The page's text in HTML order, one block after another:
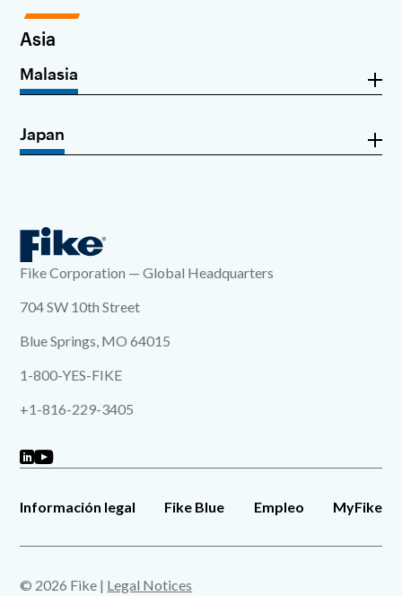
Asia
Malasia
Japan
Fike Corporation — Global Headquarters
704 SW 10th Street
Blue Springs, MO 64015
1-800-YES-FIKE
+1-816-229-3405
Información legal Fike Blue Empleo MyFike
© 2026 Fike | Legal Notices